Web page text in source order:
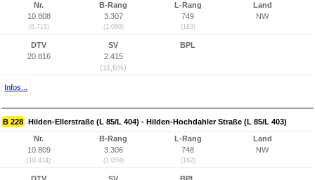
Nr.
10.808
(6.715)
B-Rang
3.307
(1.060)
L-Rang
749
(183)
Land
NW
DTV
20.816
SV
2.415
(11,6%)
BPL
Infos...
B 228 Hilden-Ellerstraße (L 85/L 404) - Hilden-Hochdahler Straße (L 85/L 403)
Nr.
10.809
(10.414)
B-Rang
3.306
(1.059)
L-Rang
748
(182)
Land
NW